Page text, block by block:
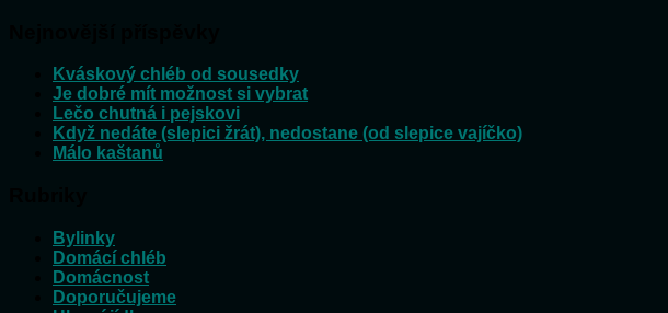
Kváskový chléb od sousedky
Je dobré mít možnost si vybrat
Lečo chutná i pejskovi
Když nedáte (slepici žrát), nedostane (od slepice vajíčko)
Málo kaštanů
Bylinky
Domácí chléb
Domácnost
Doporučujeme